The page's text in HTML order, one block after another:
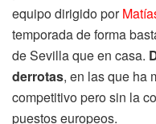
equipo dirigido por
temporada de forma
de Sevilla que en casa.
derrotas, en las que ha
competitivo pero sin la
puestos europeos.